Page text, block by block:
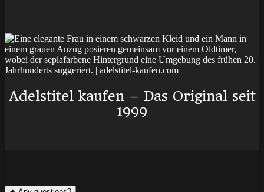
Adelstitel kaufen – Das Original seit
1999